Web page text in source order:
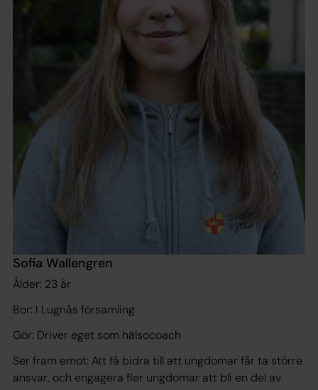
Sofia Wallengren
Ålder: 23 år
Bor: I Lugnås församling
Gör: Driver eget som hälsocoach
Ser fram emot: Att få bidra till att ungdomar får ta större
ansvar, och engagera fler ungdomar att bli en del av